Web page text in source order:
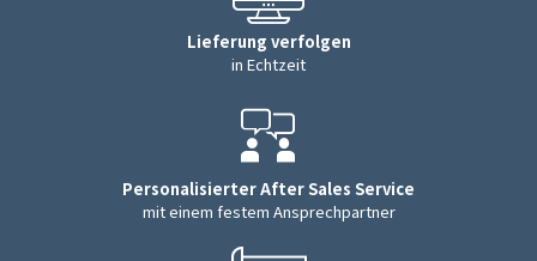
Lieferung verfolgen
in Echtzeit
Personalisierter After Sales Service
mit einem festem Ansprechpartner